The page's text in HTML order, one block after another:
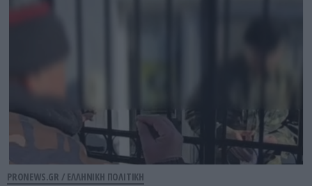
PRONEWS.GR / ΕΛΛΗΝΙΚΗ ΠΟΛΙΤΙΚΗ